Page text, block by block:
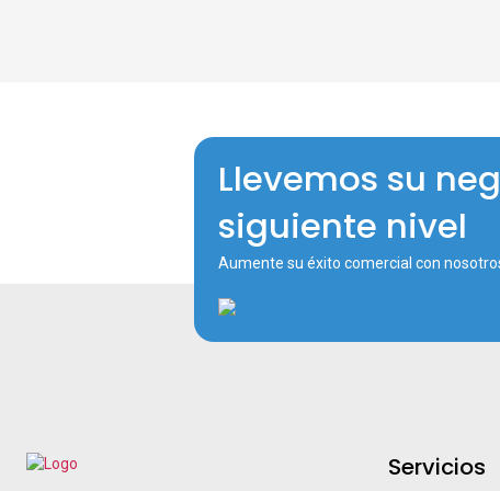
Llevemos su
siguiente nivel
Aumente su éxito comercial con
Servicios